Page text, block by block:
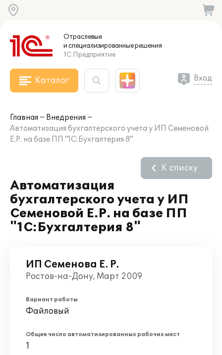
Отраслевые
и специализированныерешения
1С:Предприятие
Каталог Вход
Главная
Внедрения
Автоматизация бухгалтерского учета у ИП Семеновой
Е.Р. на базе ПП "1С:Бухгалтерия 8"
Автоматизация
бухгалтерского учета у ИП
Семеновой Е.Р. на базе ПП
"1С:Бухгалтерия 8"
К списку
ИП Семенова Е. Р.
Ростов-на-Дону, Март 2009
Вариант работы
Файловый
Общее число автоматизированных рабочих мест
1